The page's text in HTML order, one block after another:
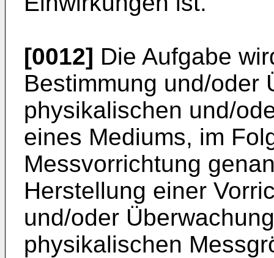
[0012] Die Aufgabe
Bestimmung und/oder
physikalischen und/
eines Mediums, im
Messvorrichtung
Herstellung einer
und/oder
physikalischen